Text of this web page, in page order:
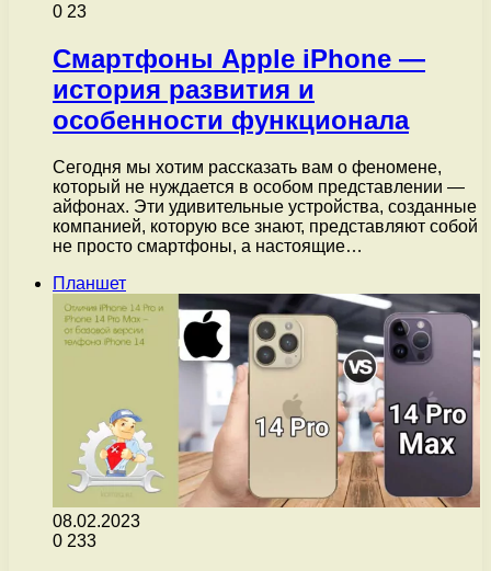
0 23
Смартфоны Apple iPhone —
история развития и
особенности функционала
Сегодня мы хотим рассказать вам о феномене,
который не нуждается в особом представлении —
айфонах. Эти удивительные устройства, созданные
компанией, которую все знают, представляют собой
не просто смартфоны, а настоящие…
Планшет
08.02.2023
0 233